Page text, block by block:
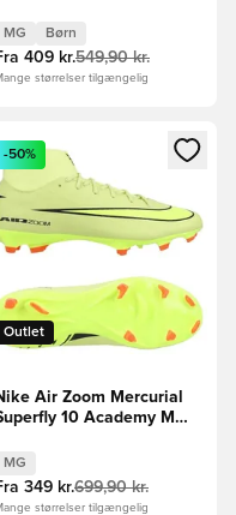
MG Børn
409 kr.549,90 kr.
størrelser tilgængelig
tilmelde dig som
en Modal til at logge
Outlet
-50%
Air Zoom Mercurial
10 Academy MG
Grøn/Neon/Orange
MG
349 kr.699,90 kr.
størrelser tilgængelig